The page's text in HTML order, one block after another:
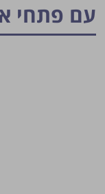
עם פתחי